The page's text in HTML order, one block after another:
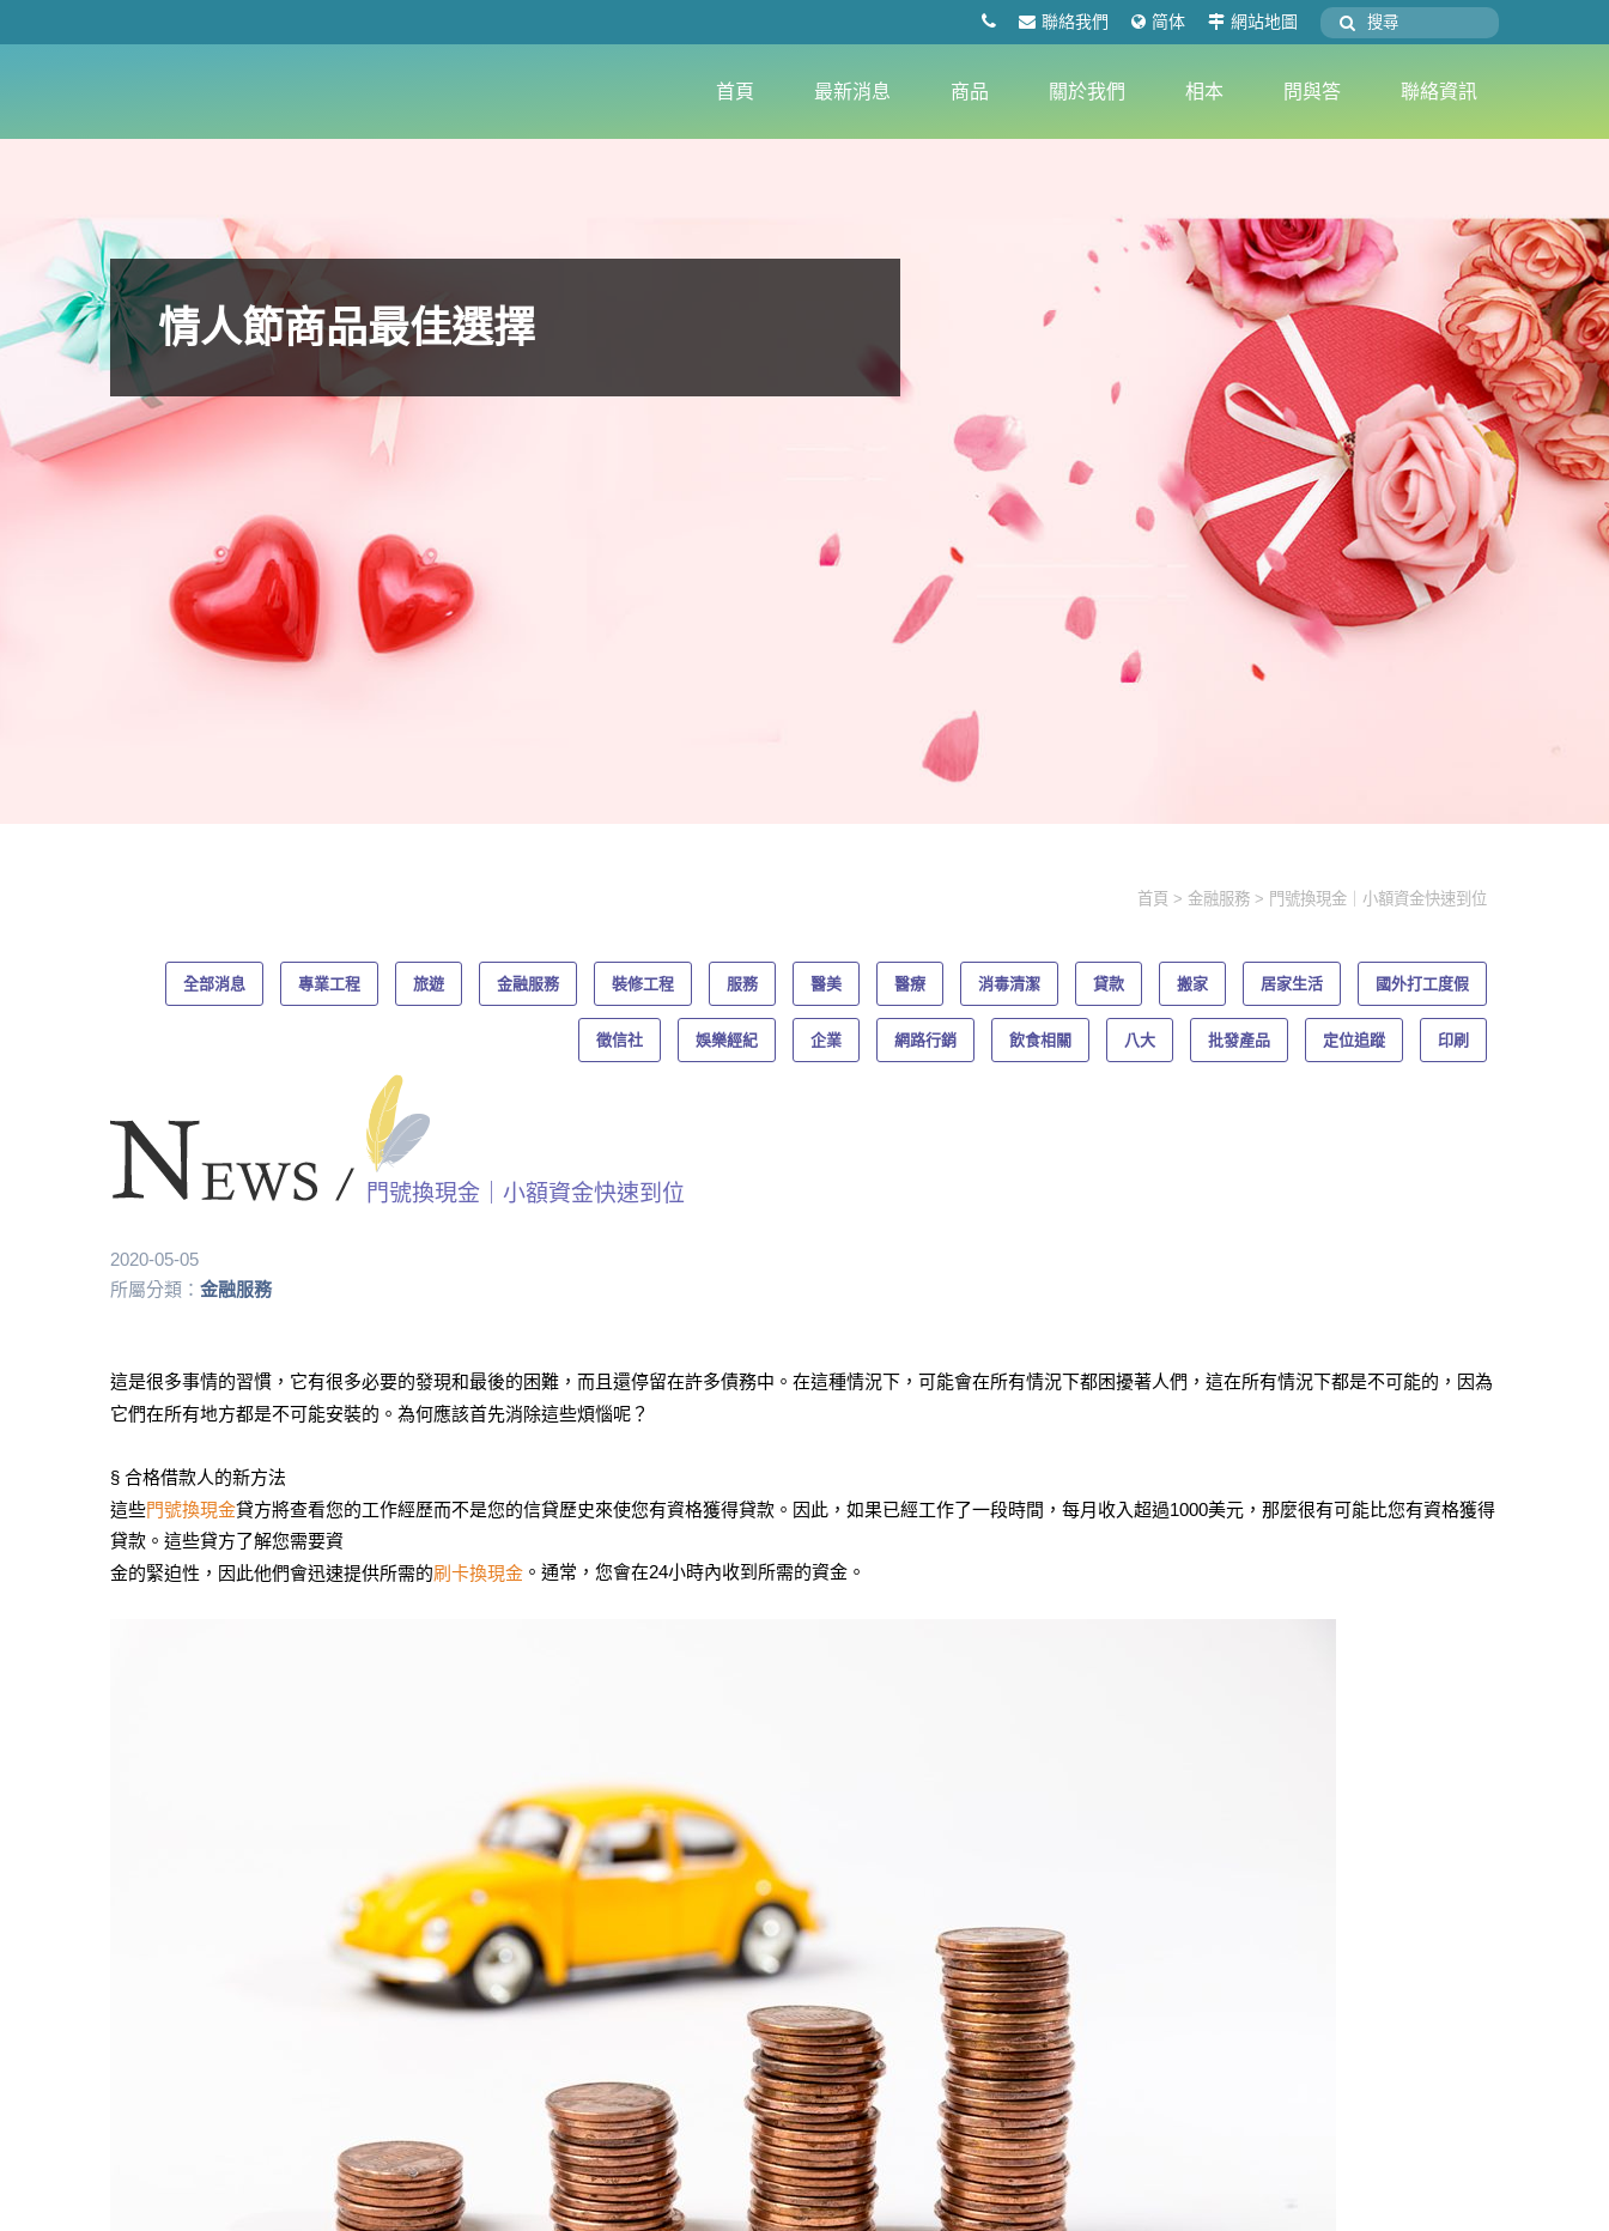
聯絡我們 简体 網站地圖
首頁 最新消息 商品 關於我們 相本 問與答 聯絡資訊
情人節商品最佳選擇
首頁 金融服務 門號換現金｜小額資金快速到位
全部消息 專業工程 旅遊 金融服務 裝修工程 服務 醫美 醫療 消毒清潔 貸款 搬家 居家生活 國外打工度假
徵信社 娛樂經紀 企業 網路行銷 飲食相關 八大 批發產品 定位追蹤 印刷
門號換現金｜小額資金快速到位
2020-05-05
所屬分類： 金融服務
這是很多事情的習慣，它有很多必要的發現和最後的困難，而且還停留在許多債務中。在這種情況下，可能會在所有情況下都困擾著人們，這在所有情況下都是不可能的，因為
它們在所有地方都是不可能安裝的。為何應該首先消除這些煩惱呢？
§ 合格借款人的新方法
這些門號換現金貸方將查看您的工作經歷而不是您的信貸歷史來使您有資格獲得貸款。因此，如果已經工作了一段時間，每月收入超過1000美元，那麼很有可能比您有資格獲得
貸款。這些貸方了解您需要資
金的緊迫性，因此他們會迅速提供所需的刷卡換現金 。通常，您會在24小時內收到所需的資金。